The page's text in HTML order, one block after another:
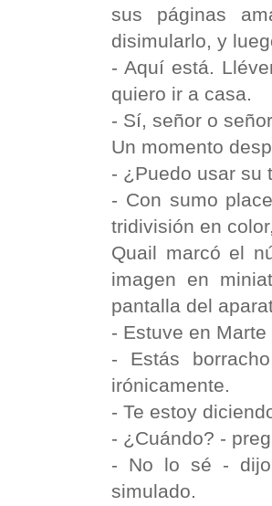
sus páginas
disimularlo, y
- Aquí está.
quiero ir a casa.
- Sí, señor o
Un momento
- ¿Puedo usar su
- Con sumo
tridivisión en
Quail marcó el
imagen en
pantalla del
- Estuve en
- Estás
irónicamente.
- Te estoy
- ¿Cuándo? -
- No lo sé - dijo
simulado.